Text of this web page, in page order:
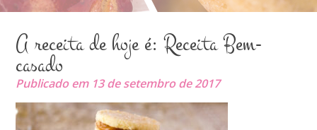
A receita de hoje é: Receita Bem-
casado
Publicado em 13 de setembro de 2017